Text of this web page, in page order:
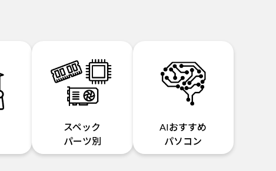
スペック
パーツ別
AIおすすめ
パソコン